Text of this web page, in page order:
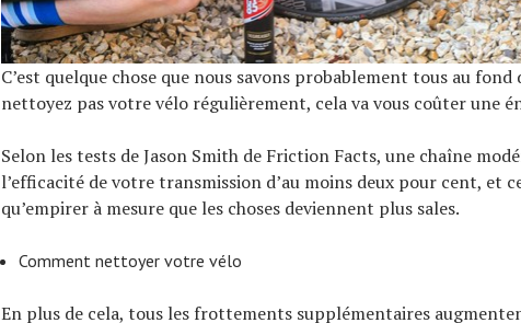
C’est quelque chose que nous savons probablement tous au fond
nettoyez pas votre vélo régulièrement, cela va vous coûter une
Selon les tests de Jason Smith de Friction Facts, une chaîne
l’efficacité de votre transmission d’au moins deux pour cent, et
qu’empirer à mesure que les choses deviennent plus sales.
Comment nettoyer votre vélo
En plus de cela, tous les frottements supplémentaires